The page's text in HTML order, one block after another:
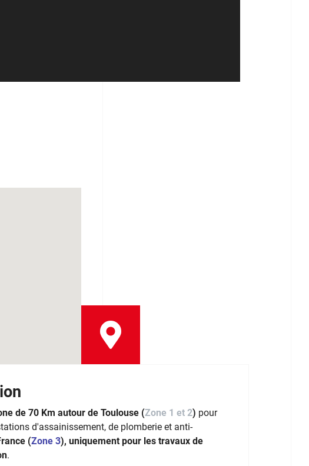
de 70 Km autour de Toulouse (Zone 1 et 2) pour
d'assainissement, de plomberie et anti-
(Zone 3), uniquement pour les travaux de
.